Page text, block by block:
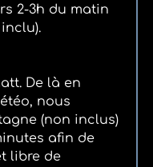
2-3h du matin
De là en
nous
(non inclus)
afin de
libre de